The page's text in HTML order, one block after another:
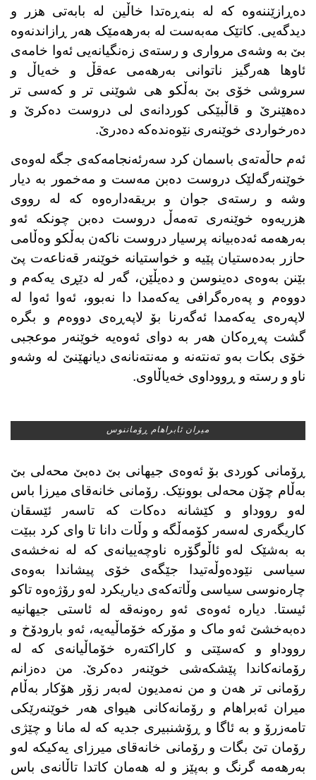
دەڕازێننەوە کە لە بنەڕەتدا خاڵین لە بابەتی هزر و
دیدگەیی. کاتێک مەبەست لە بەرهەمێک هەر ڕازاندنەوە
بێ بە وشەی مرواری و رستەی زەنگیانەیی ئەوا خامەی
ئاوها هەرگیز ناتوانی بەرهەمی عەقڵ و خەیاڵ و
سروشی خۆی بێ بەڵکو هی شوێنی تر و کەسی تر
دەهێنرێ و قاڵبێکی کوردانەی لی دروست دەکرێ و
دەرخواردی خوێنەری نێوەندەکە دەدرێ.
ئەم حاڵەتەی باسمان کرد سەرئەنجامەکەی جگە لەوەی
خوێنەرگەلێک دروست دەبن مەست و مەخمور بە دیار
وشە و رستەی جوان و بریقەدارەوە کە لە رووی
هزریەوە خوێنەری تەمەڵ دروست دەبن چونکە ئەو
بەرهەمە ئەدەبیانە پرسیار دروست ناکەن بەڵکو وەڵامی
حازر بەدەستیان پێیە و خواستیانە خوێنەر قەناعەت پێ
بێنن بەوەی دەینوسن و دەیڵێن، گەر لە دێڕی یەکەم و
دووەم و پەەرەگرافی یەکەمدا دا نەبوو، ئەوا ئەوا لە
لاپەرەی یەکەمدا ئەگەرنا بۆ لاپەڕەی دووەم و بگرە
گشت پەڕەکان هەر بە دوای ئەوەیە خوێنەر موعجبی
خۆی بکات بەو تەنتەنە و مەنتەنانەی دیانهێنێ لە وشەو
ناو و رستە و ڕووداوی خەیاڵاوی.
میران ئابراهام ڕۆماننوس
ڕۆمانی کوردی بۆ ئەوەی جیهانی بێ دەبێ محەلی بێ
بەڵام چۆن محەلی بوونێک. رۆمانی خانەقای میرزا باس
لەو رووداو و کێشانە دەکات کە تاسەر ئێسقان
کاریگەری لەسەر کۆمەڵگە و وڵات دانا تا وای کرد ببێت
بە بەشێک لەو ئاڵوگۆرە ناوچەییانەی کە لە نەخشەی
سیاسی نێودەوڵەتیدا جێگەی خۆی پیشاندا بەوەی
چارەنوسی سیاسی وڵاتەکەی دیاریکرد لەو رۆژەوە تاکو
ئیستا. دیارە ئەوەی ئەو رەونەقە لە ئاستی جیهانیە
دەبەخشێ ئەو ماک و مۆرکە خۆماڵیەیە، ئەو بارودۆخ و
رووداو و کەسێتی و کاراکتەرە خۆماڵیانەی کە لە
رۆمانەکاندا پێشکەشی خوێنەر دەکرێ. من دەزانم
رۆمانی تر هەن و من نەمدیون لەبەر زۆر هۆکار بەڵام
میران ئەبراهام و رۆمانەکانی هیوای هەر خوێنەرێکی
تامەزرۆ و بە ئاگا و ڕۆشنبیری جدیە کە لە مانا و چێژی
رۆمان تێ بگات و رۆمانی خانەقای میرزای یەکیکە لەو
بەرهەمە گرنگ و بەپێز و لە هەمان کاتدا تاڵانەی باس